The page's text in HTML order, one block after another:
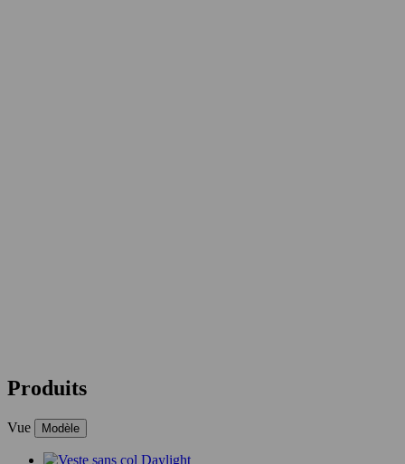
Produits
Vue Modèle